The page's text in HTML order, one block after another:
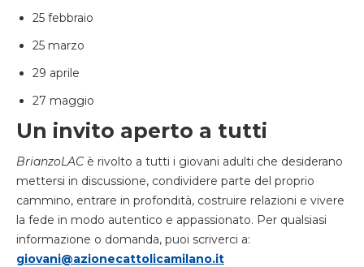
25 febbraio
25 marzo
29 aprile
27 maggio
Un invito aperto a tutti
BrianzoLACè rivolto a tutti i giovani adulti che desiderano
mettersi in discussione, condividere parte del proprio
cammino, entrare in profondità, costruire relazioni e vivere
la fede in modo autentico e appassionato. Per qualsiasi
informazione o domanda, puoi scriverci a:
giovani@azionecattolicamilano.it